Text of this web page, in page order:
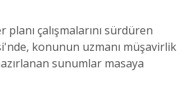
planı çalışmalarını sürdüren
konunun uzmanı müşavirlik
sunumlar masaya